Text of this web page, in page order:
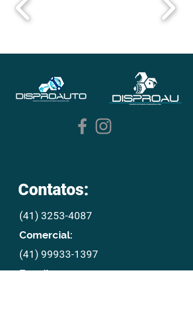
Contatos:
(41) 3253-4087
Comercial:
(41) 99933-1397
E mail: